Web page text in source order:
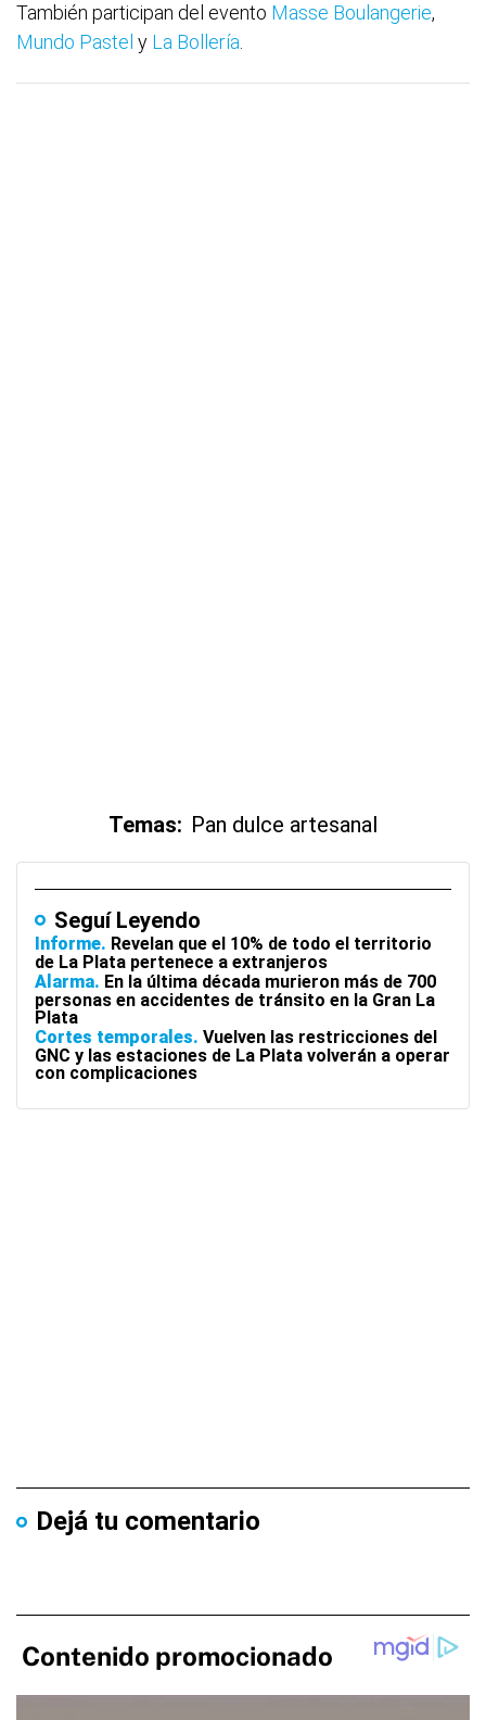
También participan del evento Masse Boulangerie,
Mundo Pastel y La Bollería
Temas: Pan dulce artesanal
Seguí Leyendo
Informe Revelan que el 10% de todo el territorio
de La Plata pertenece a extranjeros
Alarma En la última década murieron más de 700
personas en accidentes de tránsito en la Gran La
Plata
Cortes temporales Vuelven las restricciones del
GNC y las estaciones de La Plata volverán a operar
con complicaciones
Dejá tu comentario